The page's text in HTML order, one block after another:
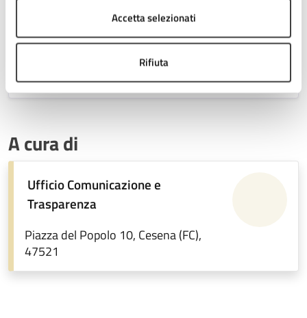
Accetta selezionati
Rifiuta
All. E - Informativa trattamento dati personali
A cura di
Ufficio Comunicazione e
Trasparenza
Piazza del Popolo 10, Cesena (FC),
47521